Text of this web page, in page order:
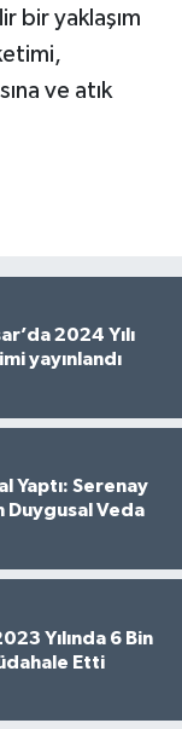
bir yaklaşım
ve atık
2024 Yılı
yayınlandı
Yaptı: Serenay
Duygusal Veda
Yılında 6 Bin
Etti